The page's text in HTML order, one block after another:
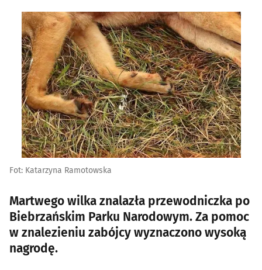
Fot: Katarzyna Ramotowska
Martwego wilka znalazła przewodniczka po
Biebrzańskim Parku Narodowym. Za pomoc
w znalezieniu zabójcy wyznaczono wysoką
nagrodę.